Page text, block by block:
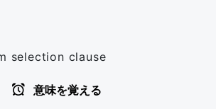
selection clause
意味を覚える